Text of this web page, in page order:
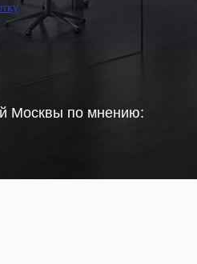
Москвы по мнению: